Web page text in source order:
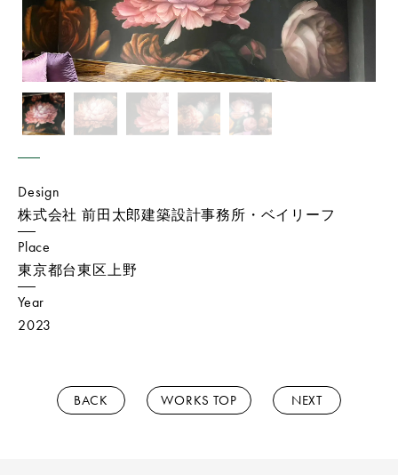
Design
株式会社 前田太郎建築設計事務所・ベイリーフ
Place
東京都台東区上野
Year
2023
BACK WORKS TOP NEXT